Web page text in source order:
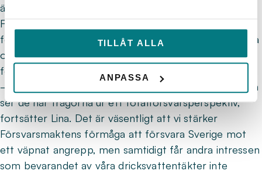
TILLÅT ALLA
ANPASSA
även ställa krav på att konsekvenserna av att
Försvarsmakten utvidgar sin verksamhet tydliggörs. I
första hand bör negativ påverkan på människors hälsa
och miljön förebyggas. Om det ändå sker är det
förorenaren som ska betala och återställa.
– Det är viktigt att Försvarsmakten lyfter blicken och
ser de här frågorna ur ett totalförsvarsperspektiv,
fortsätter Lina. Det är väsentligt att vi stärker
Försvarsmaktens förmåga att försvara Sverige mot
ett väpnat angrepp, men samtidigt får andra intressen
som bevarandet av våra dricksvattentäkter inte